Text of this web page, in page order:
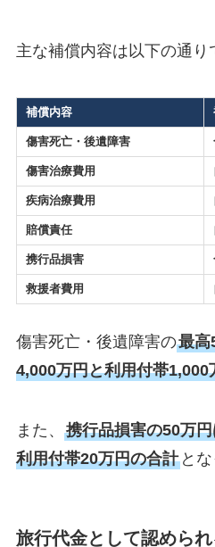
主な補償内容は以下の通り
補償内容
傷害死亡・後遺障害
傷害治療費用
疾病治療費用
賠償責任
携行品損害
救援者費用
傷害死亡・後遺障害の最高
4,000万円と利用付帯1,000
また、 携行品損害の50万
利用付帯20万円の合計とな
旅行代金として認めら